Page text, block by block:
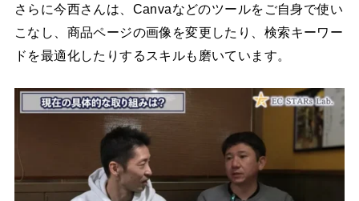
さらに今西さんは、Canvaなどのツールをご自身で使い
こなし、商品ページの画像を変更したり、検索キーワー
ドを最適化したりするスキルも磨いています。